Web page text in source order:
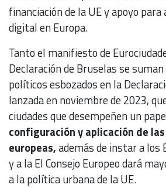
financiación de la UE y apoyo
digital en Europa.
Tanto el manifiesto de
Declaración de Bruselas se
políticos esbozados en la
lanzada en noviembre de 2023,
ciudades que desempeñen un
configuración y aplicación de
europeas,además de instar a los
y a la El Consejo Europeo dará
a la política urbana de la UE.